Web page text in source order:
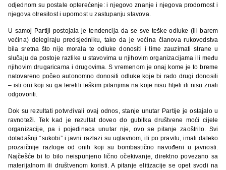
odjednom su postale opterećenje: i njegovo znanje i njegova prodornost i
njegova otresitost i upornost u zastupanju stavova.
U samoj Partiji postojala je tendencija da se sve teške odluke (ili barem
većina) delegiraju predsjedniku, tako da je većina članova rukovodstva
bila sretna što nije morala te odluke donositi i time zauzimati strane u
slučaju da postoje razlike u stavovima u njihovim organizacijama ili među
njihovim drugaricama i drugovima. S vremenom je onaj kome je to breme
natovareno počeo autonomno donositi odluke koje bi rado drugi donosili
– isti oni koji su ga teretili teškim pitanjima na koje nisu htjeli ili nisu znali
odgovoriti.
Dok su rezultati potvrđivali ovaj odnos, stanje unutar Partije je ostajalo u
ravnoteži. Tek kad je rezultat doveo do gubitka društvene moći cijele
organizacije, pa i pojedinaca unutar nje, ovo se pitanje zaoštrilo. Svi
dotadašnji “sukobi” i javni razlazi su uglavnom, ili po pravilu, imali daleko
prozaičnije razloge od onih koji su bombastično navođeni u javnosti.
Najčešće bi to bilo neispunjeno lično očekivanje, direktno povezano sa
materijalnom ili društvenom koristi. A pitanje elitizacije se opet svodi na